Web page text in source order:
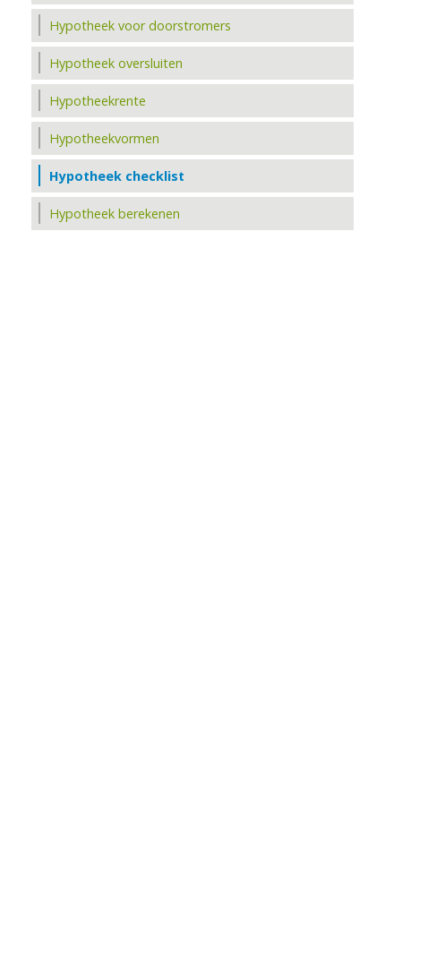
Hypotheek voor doorstromers
Hypotheek oversluiten
Hypotheekrente
Hypotheekvormen
Hypotheek checklist
Hypotheek berekenen